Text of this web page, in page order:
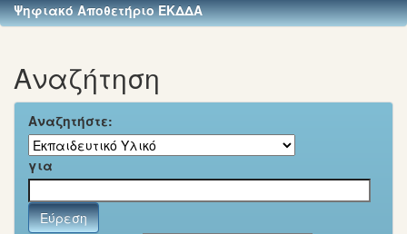
Ψηφιακό Αποθετήριο ΕΚΔΔΑ
Αναζήτηση
Αναζητήστε:
για